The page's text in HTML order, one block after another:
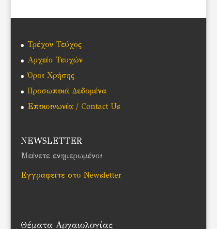
Τρέχον Τεύχος
Αρχείο Τευχών
Όροι Χρήσης
Προσωπικά Δεδομένα
Επικοινωνία / Contact Us
NEWSLETTER
Μείνετε ενημερωμένοι
Εγγραφείτε στο Newsletter
Θέματα Αρχαιολογίας